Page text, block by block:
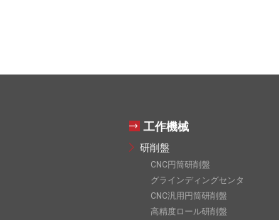
工作機械
研削盤
CNC円筒研削盤
グラインディングセンタ
CNC汎用円筒研削盤
高精度ロール研削盤